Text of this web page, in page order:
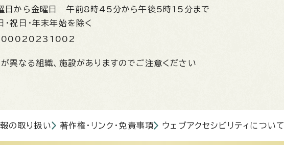
日から金曜日 午前8時45分から午後5時15分まで
・祝日・年末年始を除く
異なる組織、施設がありますのでご注意ください
の取り扱い 著作権・リンク・免責事項 ウェブアクセシビリティについて